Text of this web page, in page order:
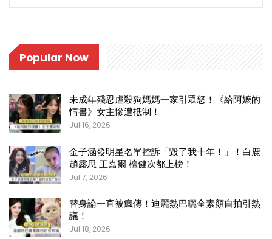
Popular Now
未成年殘忍虐殺狗媽媽一家引眾怒！《給阿嬤的
情書》女主慘遭抵制！
Jul 16, 2026
金子涵發明星名單控訴「毀了我十年！」！白鹿
趙露思 王嘉爾 檀健次都上榜！
Jul 7, 2026
替身論一直被瘋傳！迪麗熱巴曬全素顏自拍引熱
議！
Jul 18, 2026